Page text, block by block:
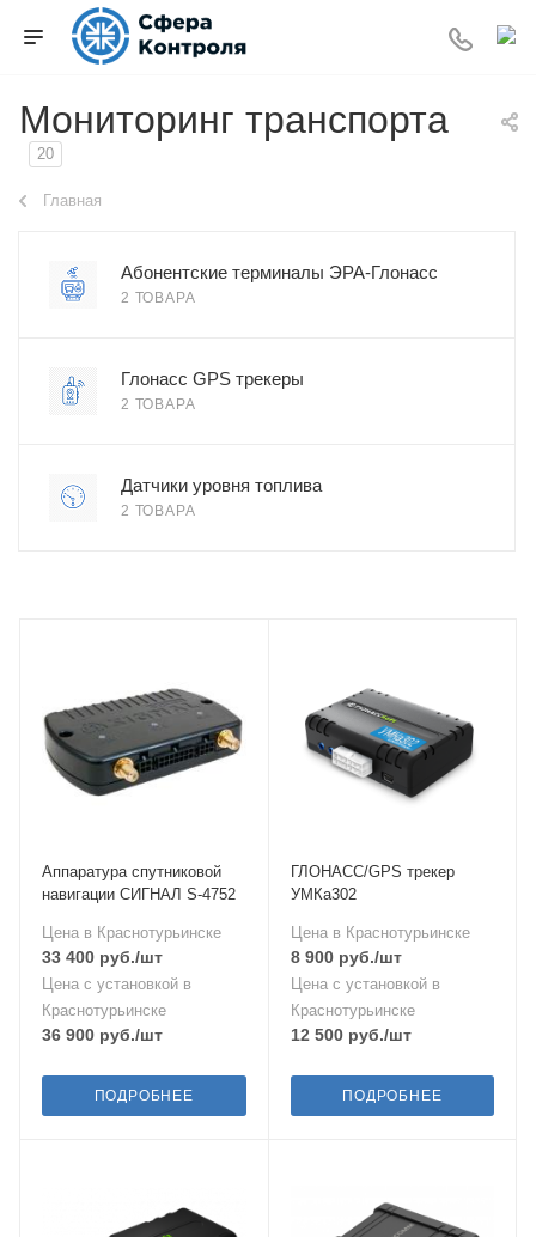
Мониторинг транспорта
20
Главная
Абонентские терминалы ЭРА-Глонасс
2 ТОВАРА
Глонасс GPS трекеры
2 ТОВАРА
Датчики уровня топлива
2 ТОВАРА
Аппаратура спутниковой
навигации СИГНАЛ S-4752
Цена в Краснотурьинске
33 400 руб./шт
Цена с установкой в
Краснотурьинске
36 900 руб./шт
ПОДРОБНЕЕ
ГЛОНАСС/GPS трекер
УМКа302
Цена в Краснотурьинске
8 900руб./шт
Цена с установкой в
Краснотурьинске
12 500руб./шт
ПОДРОБНЕЕ